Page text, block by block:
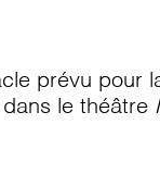
prévu pour
le théâtre